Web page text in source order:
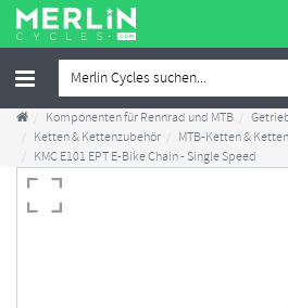
Komponenten für Rennrad und MTB
Ketten & Kettenzubehör
MTB-Ketten &
KMC E101 EPT E-Bike Chain - Single Speed